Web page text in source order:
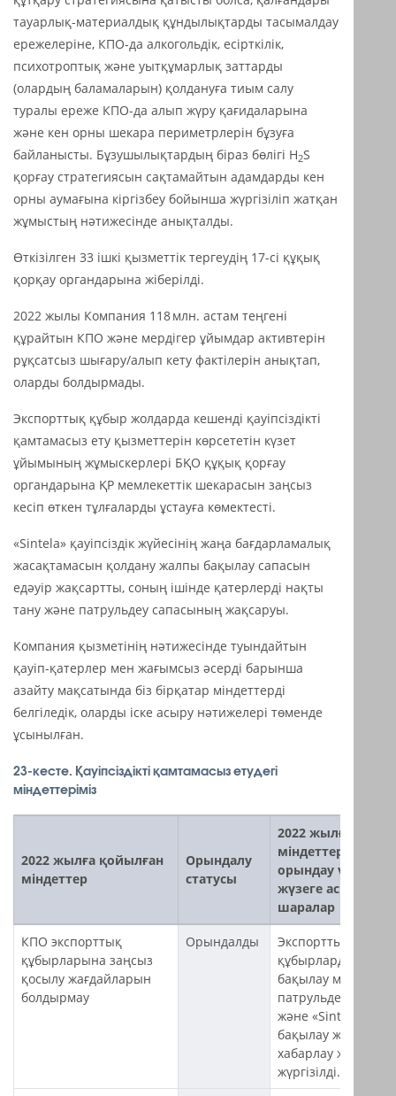
тауарлық-материалдық құндылықтарды тасымалдау
ережелеріне, КПО-да алкогольдік, есірткілік,
психотроптық және уытқұмарлық заттарды
(олардың баламаларын) қолдануға тиым салу
туралы ереже КПО-да алып жүру қағидаларына
және кен орны шекара периметрлерін бұзуға
байланысты. Бұзушылықтардың біраз бөлігі H2S
қорғау стратегиясын сақтамайтын адамдарды кен
орны аумағына кіргізбеу бойынша жүргізіліп жатқан
жұмыстың нәтижесінде анықталды.
Өткізілген 33 ішкі қызметтік тергеудің 17-сі құқық
қорқау органдарына жіберілді.
2022 жылы Компания 118 млн. астам теңгені
құрайтын КПО және мердігер ұйымдар активтерін
рұқсатсыз шығару/алып кету фактілерін анықтап,
оларды болдырмады.
Экспорттық құбыр жолдарда кешенді қауіпсіздікті
қамтамасыз ету қызметтерін көрсететін күзет
ұйымының жұмыскерлері БҚО құқық қорғау
органдарына ҚР мемлекеттік шекарасын заңсыз
кесіп өткен тұлғаларды ұстауға көмектесті.
«Sintela» қауіпсіздік жүйесінің жаңа бағдарламалық
жасақтамасын қолдану жалпы бақылау сапасын
едәуір жақсартты, соның ішінде қатерлерді нақты
тану және патрульдеу сапасының жақсаруы.
Компания қызметінің нәтижесінде туындайтын
қауіп-қатерлер мен жағымсыз әсерді барынша
азайту мақсатында біз бірқатар міндеттерді
белгіледік, оларды іске асыру нәтижелері төменде
ұсынылған.
23-кесте. Қауіпсіздікті қамтамасыз етудегі
міндеттеріміз
2022 жылға қойылған
міндеттер
Орындалу
статусы
2022 жылғы
міндеттерді
орындау үшін
жүзеге
шаралар
КПО экспорттық
құбырларына заңсыз
қосылу жағдайларын
болдырмау
Орындалды
Экспорттық
құбырларды
бақылау мобильді
патрульдер
және «Sintela»
бақылау және
хабарлау
жүргізілді.